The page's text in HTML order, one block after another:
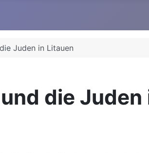
Juden in Litauen
die Juden